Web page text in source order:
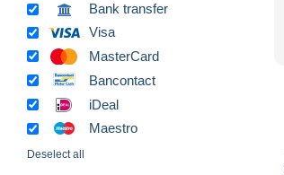
Bank transfer
Visa
MasterCard
Bancontact
iDeal
Maestro
Deselect all